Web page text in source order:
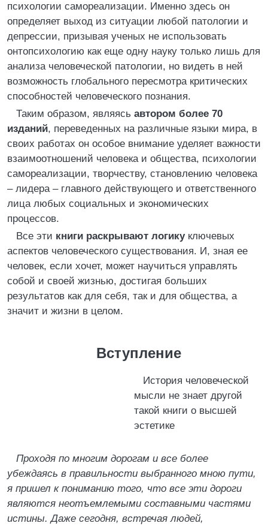
психологии самореализации. Именно здесь он
определяет выход из ситуации любой патологии и
депрессии, призывая ученых не использовать
онтопсихологию как еще одну науку только лишь для
анализа человеческой патологии, но видеть в ней
возможность глобального пересмотра критических
способностей человеческого познания.
Таким образом, являясь автором более 70
изданий, переведенных на различные языки мира, в
своих работах он особое внимание уделяет важности
взаимоотношений человека и общества, психологии
самореализации, творчеству, становлению человека
– лидера – главного действующего и ответственного
лица любых социальных и экономических
процессов.
Все эти книги раскрывают логикуключевых
аспектов человеческого существования. И, зная ее
человек, если хочет, может научиться управлять
собой и своей жизнью, достигая больших
результатов как для себя, так и для общества, а
значит и жизни в целом.
Вступление
История человеческой
мысли не знает другой
такой книги о высшей
эстетике
Проходя по многим дорогам и все более
убеждаясь в правильности выбранного мною пути,
я пришел к пониманию того, что все эти дороги
являются неотъемлемыми составными частями
истины. Даже сегодня, встречая людей,